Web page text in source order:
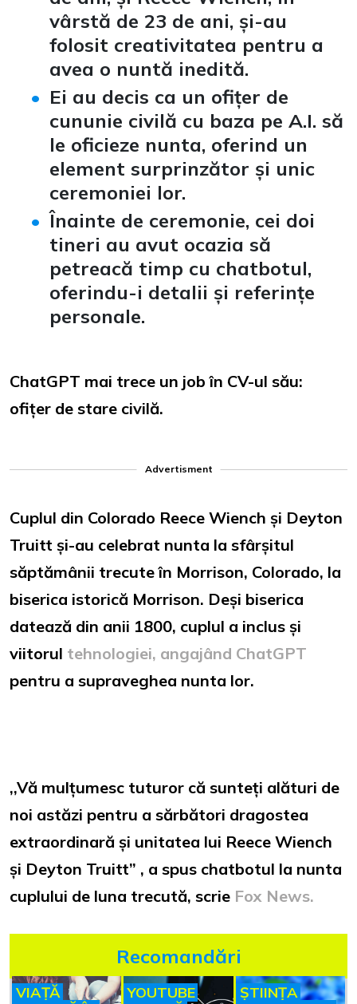
vârstă de 23 de ani, și-au
folosit creativitatea pentru a
avea o nuntă inedită.
Ei au decis ca un ofițer de
cununie civilă cu baza pe A.I. să
le oficieze nunta, oferind un
element surprinzător și unic
ceremoniei lor.
Înainte de ceremonie, cei doi
tineri au avut ocazia să
petreacă timp cu chatbotul,
oferindu-i detalii și referințe
personale.
ChatGPT mai trece un job în CV-ul său:
ofițer de stare civilă.
Advertisment
Cuplul din Colorado Reece Wiench și Deyton
Truitt și-au celebrat nunta la sfârșitul
săptămânii trecute în Morrison, Colorado, la
biserica istorică Morrison. Deși biserica
datează din anii 1800, cuplul a inclus și
viitorul tehnologiei, angajând ChatGPT
pentru a supraveghea nunta lor.
,,Vă mulțumesc tuturor că sunteți alături de
noi astăzi pentru a sărbători dragostea
extraordinară și unitatea lui Reece Wiench
și Deyton Truitt” , a spus chatbotul la nunta
cuplului de luna trecută, scrie Fox News.
Recomandări
VIAȚĂ
YOUTUBE
ȘTIINȚA